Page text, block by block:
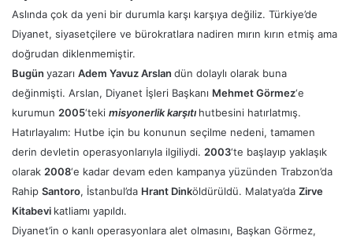
Aslında çok da yeni bir durumla karşı karşıya değiliz. Türkiye’de
Diyanet, siyasetçilere ve bürokratlara nadiren mırın kırın etmiş ama
doğrudan diklenmemiştir.
Bugün yazarı Adem Yavuz Arslan dün dolaylı olarak buna
değinmişti. Arslan, Diyanet İşleri Başkanı Mehmet Görmez‘e
kurumun 2005‘teki misyonerlik karşıtı hutbesini hatırlatmış.
Hatırlayalım: Hutbe için bu konunun seçilme nedeni, tamamen
derin devletin operasyonlarıyla ilgiliydi. 2003‘te başlayıp yaklaşık
olarak 2008‘e kadar devam eden kampanya yüzünden Trabzon’da
Rahip Santoro, İstanbul’da Hrant Dinköldürüldü. Malatya’da Zirve
Kitabevi katliamı yapıldı.
Diyanet’in o kanlı operasyonlara alet olmasını, Başkan Görmez,